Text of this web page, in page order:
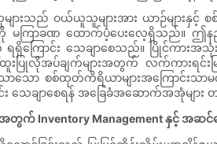
များသည် ဝယ်ယူသူများအား ယာဉ်မျာ
ျားကို မကြာခဏ ထောက်ပံ့ပေးလေ့ရှိသည်
ရှိကြောင်း သေချာစေသည်။ ပြိုင်ကားအသုံ
းပြုလိုအပ်ချက်များအတွက် လက်ကားရင်
သော စစ်ထုတ်ကိရိယာများအကြောင်းသာ
သေချာစေရန် အခြေခံအဆောက်အအုံမျာ
ားအတွက် Inventory Management နှင့် အဆင်